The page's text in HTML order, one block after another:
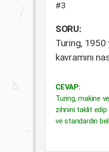
#3
SORU:
Turing, 1950
kavramını
CEVAP:
Turing, makine
zihnini taklit edip
ve standardın